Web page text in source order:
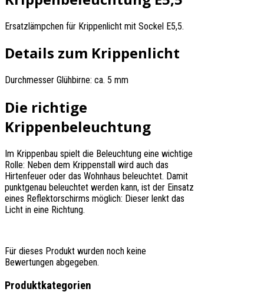
Ersatzlämpchen für Krippenlicht mit Sockel E5,5.
Details zum Krippenlicht
Durchmesser Glühbirne: ca. 5 mm
Die richtige
Krippenbeleuchtung
Im Krippenbau spielt die Beleuchtung eine wichtige
Rolle: Neben dem Krippenstall wird auch das
Hirtenfeuer oder das Wohnhaus beleuchtet. Damit
punktgenau beleuchtet werden kann, ist der Einsatz
eines Reflektorschirms möglich: Dieser lenkt das
Licht in eine Richtung.
Für dieses Produkt wurden noch keine
Bewertungen abgegeben.
Produktkategorien